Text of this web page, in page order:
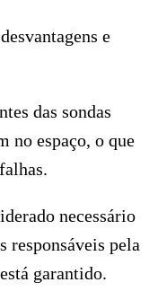
e
das sondas
no espaço, o que
necessário
responsáveis pela
garantido.